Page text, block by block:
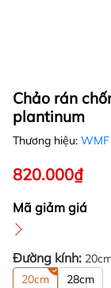
Chảo rán
plantinum
Thương hiệu: WMF
820.000₫
Mã giảm giá
Đường kính:
20cm
28cm